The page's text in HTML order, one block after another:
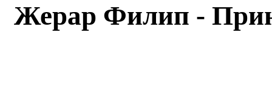
Жерар Филип -